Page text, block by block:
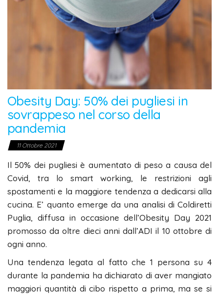
Obesity Day: 50% dei pugliesi in
sovrappeso nel corso della
pandemia
11 Ottobre 2021
Il 50% dei pugliesi è aumentato di peso a causa del
Covid, tra lo smart working, le restrizioni agli
spostamenti e la maggiore tendenza a dedicarsi alla
cucina. E’ quanto emerge da una analisi di Coldiretti
Puglia, diffusa in occasione dell’Obesity Day 2021
promosso da oltre dieci anni dall’ADI il 10 ottobre di
ogni anno.
Una tendenza legata al fatto che 1 persona su 4
durante la pandemia ha dichiarato di aver mangiato
maggiori quantità di cibo rispetto a prima, ma se si